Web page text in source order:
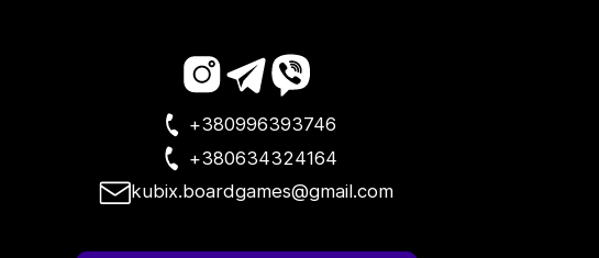
+380996393746
+380634324164
kubix.boardgames@gmail.com